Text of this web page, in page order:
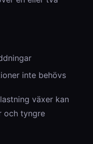
inte behövs
växer kan
och tyngre